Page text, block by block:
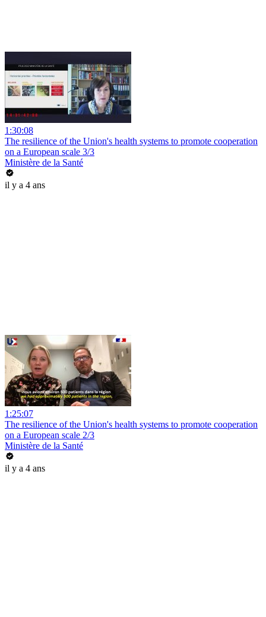
1:30:08
The resilience of the Union's health systems to promote cooperation
on a European scale 3/3
Ministère de la Santé
il y a 4 ans
1:25:07
The resilience of the Union's health systems to promote cooperation
on a European scale 2/3
Ministère de la Santé
il y a 4 ans